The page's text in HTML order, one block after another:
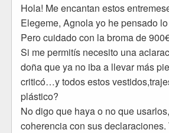
Hola! Me encantan estos
Elegeme, Agnola yo he pensado
Pero cuidado con la broma de
Si me permitís necesito una
doña que ya no iba a llevar más
criticó…y todos estos
plástico?
No digo que haya o no que
coherencia con sus